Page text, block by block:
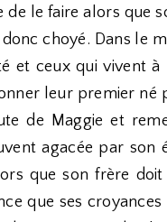
de le faire alors que
choyé. Dans le
et ceux qui vivent
leur premier né
de Maggie et
agacée par
que son frère
que ses